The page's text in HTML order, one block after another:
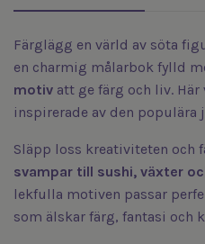
Färglägg en värld av söta
en charmig målarbok fylld
motiv att ge färg och liv.
inspirerade av den populära
Släpp loss kreativiteten och
svampar till sushi, växter
lekfulla motiven passar
som älskar färg, fantasi och